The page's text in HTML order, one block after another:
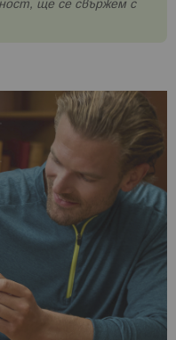
ще се свържем с